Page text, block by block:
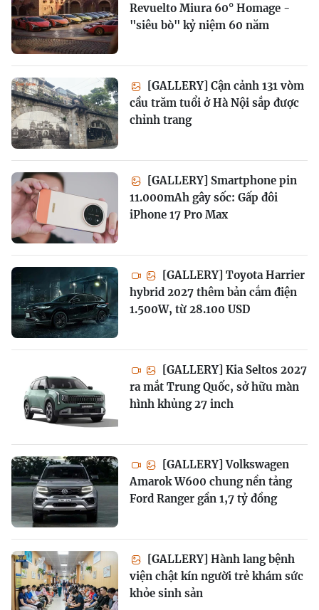
Revuelto Miura 60° Homage -
"siêu bò" kỷ niệm 60 năm
[GALLERY] Cận cảnh 131 vòm
cầu trăm tuổi ở Hà Nội sắp được
chỉnh trang
[GALLERY] Smartphone pin
11.000mAh gây sốc: Gấp đôi
iPhone 17 Pro Max
[GALLERY] Toyota Harrier
hybrid 2027 thêm bản cắm điện
1.500W, từ 28.100 USD
[GALLERY] Kia Seltos 2027
ra mắt Trung Quốc, sở hữu màn
hình khủng 27 inch
[GALLERY] Volkswagen
Amarok W600 chung nền tảng
Ford Ranger gần 1,7 tỷ đồng
[GALLERY] Hành lang bệnh
viện chật kín người trẻ khám sức
khỏe sinh sản